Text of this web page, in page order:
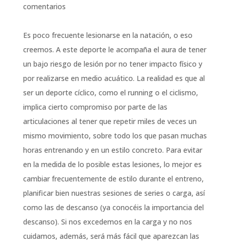
comentarios
Es poco frecuente lesionarse en la natación, o eso
creemos. A este deporte le acompaña el aura de tener
un bajo riesgo de lesión por no tener impacto físico y
por realizarse en medio acuático. La realidad es que al
ser un deporte cíclico, como el running o el ciclismo,
implica cierto compromiso por parte de las
articulaciones al tener que repetir miles de veces un
mismo movimiento, sobre todo los que pasan muchas
horas entrenando y en un estilo concreto. Para evitar
en la medida de lo posible estas lesiones, lo mejor es
cambiar frecuentemente de estilo durante el entreno,
planificar bien nuestras sesiones de series o carga, así
como las de descanso (ya conocéis la importancia del
descanso). Si nos excedemos en la carga y no nos
cuidamos, además, será más fácil que aparezcan las